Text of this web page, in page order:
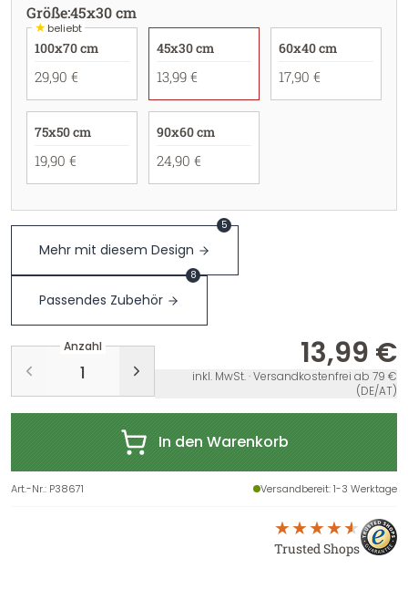
Größe:45x30 cm
★beliebt
100x70 cm
29,90 €
45x30 cm
13,99 €
60x40 cm
17,90 €
75x50 cm
19,90 €
90x60 cm
24,90 €
Mehr mit diesem Design
5
Passendes Zubehör
8
Anzahl 13,99 €
inkl. MwSt. · Versandkostenfrei ab 79 €
(DE/AT)
In den Warenkorb
Art.-Nr.: P38671 Versandbereit: 1-3 Werktage
Trusted Shops